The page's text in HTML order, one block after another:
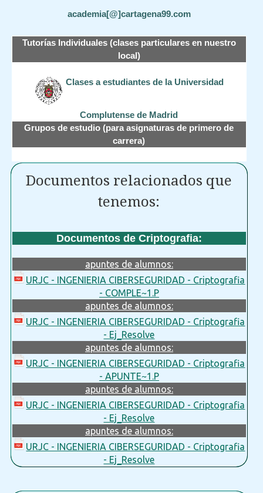
academia[@]cartagena99.com
Tutorías Individuales (clases particulares en nuestro
local)
Clases a estudiantes de la Universidad
Complutense de Madrid
Grupos de estudio (para asignaturas de primero de
carrera)
Documentos relacionados que
tenemos:
Documentos de Criptografia:
apuntes de alumnos:
URJC - INGENIERIA CIBERSEGURIDAD - Criptografia
- COMPLE~1.P
apuntes de alumnos:
URJC - INGENIERIA CIBERSEGURIDAD - Criptografia
- Ej_Resolve
apuntes de alumnos:
URJC - INGENIERIA CIBERSEGURIDAD - Criptografia
- APUNTE~1.P
apuntes de alumnos:
URJC - INGENIERIA CIBERSEGURIDAD - Criptografia
- Ej_Resolve
apuntes de alumnos:
URJC - INGENIERIA CIBERSEGURIDAD - Criptografia
- Ej_Resolve